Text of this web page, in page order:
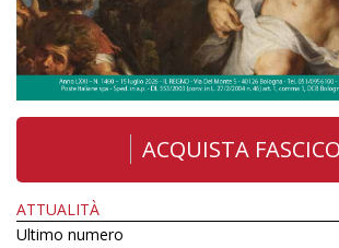
ACQUISTA
ATTUALITÀ
Ultimo numero